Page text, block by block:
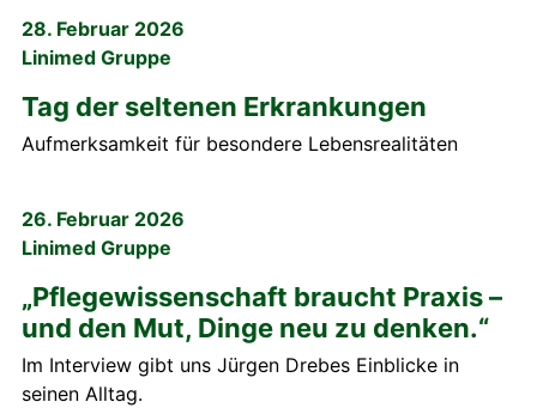
28. Februar 2026
Linimed Gruppe
Tag der seltenen Erkrankungen
Aufmerksamkeit für besondere Lebensrealitäten
26. Februar 2026
Linimed Gruppe
„Pflegewissenschaft braucht Praxis –
und den Mut, Dinge neu zu denken.“
Im Interview gibt uns Jürgen Drebes Einblicke in
seinen Alltag.